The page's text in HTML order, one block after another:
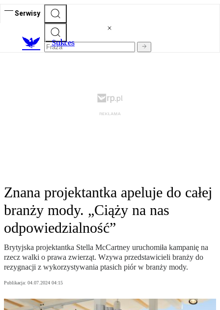
Serwisy
Sukces
Znana projektantka apeluje do całej
branży mody. „Ciąży na nas
odpowiedzialność”
Brytyjska projektantka Stella McCartney uruchomiła kampanię na
rzecz walki o prawa zwierząt. Wzywa przedstawicieli branży do
rezygnacji z wykorzystywania ptasich piór w branży mody.
Publikacja: 04.07.2024 04:15